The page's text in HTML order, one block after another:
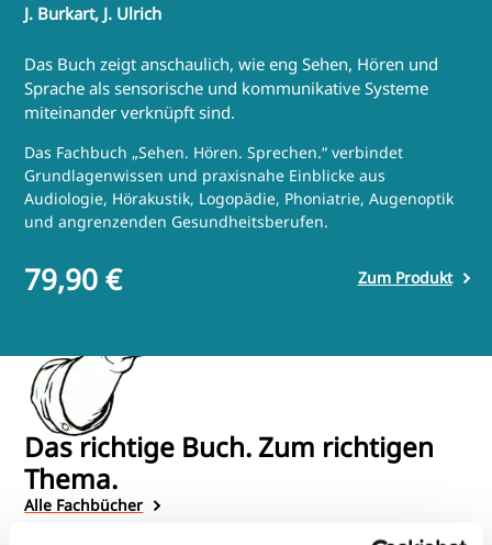
J. Burkart, J. Ulrich
Das Buch zeigt anschaulich, wie eng Sehen, Hören und
Sprache als sensorische und kommunikative Systeme
miteinander verknüpft sind.
Das Fachbuch „Sehen. Hören. Sprechen.“ verbindet
Grundlagenwissen und praxisnahe Einblicke aus
Audiologie, Hörakustik, Logopädie, Phoniatrie, Augenoptik
und angrenzenden Gesundheitsberufen.
79,90 € Zum Produkt
Das richtige Buch. Zum richtigen
Thema.
Alle Fachbücher